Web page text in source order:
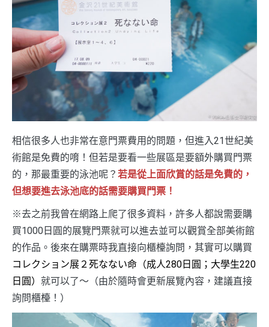
相信很多人也非常在意門票費用的問題，但進入21世紀美
術館是免費的唷！但若是要看一些展區是要額外購買門票
的，那最重要的泳池呢？ 若是從上面欣賞的話是免費的，
但想要進去泳池底的話需要購買門票！
※去之前我曾在網路上爬了很多資料，許多人都說需要購
買1000日圓的展覽門票就可以進去並可以觀賞全部美術館
的作品。後來在購票時我直接向櫃檯詢問，其實可以購買
コレクション展２死なない命（成人280日圓；大學生220
日圓） 就可以了～（由於隨時會更新展覽內容，建議直接
詢問櫃檯！）